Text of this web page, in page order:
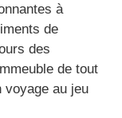
à
de
des
de tout
voyage au jeu